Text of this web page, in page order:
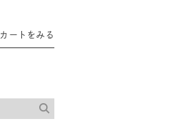
カートをみる